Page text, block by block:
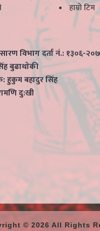
हाम्राे टिम
विभाग दर्ता नं.: १३०६-
बुढाथाेकी
हुकुम बहादुर सिंह
दु:खी
© 2026 All Rights